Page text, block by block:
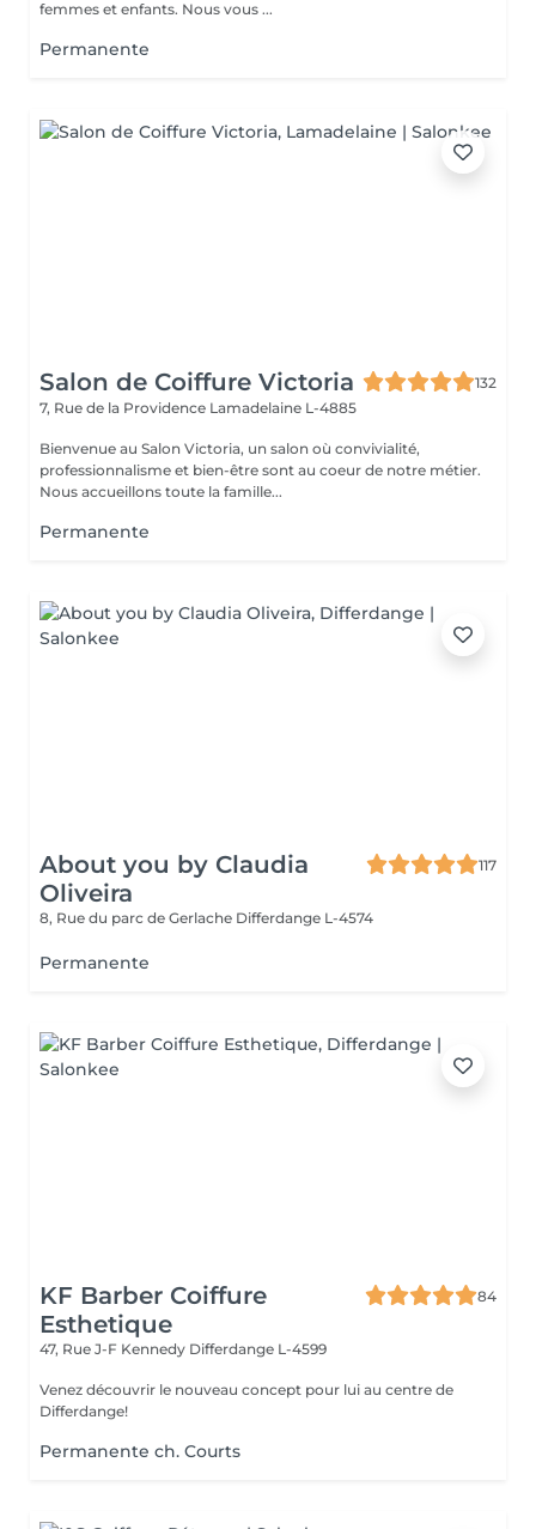
femmes et enfants. Nous vous ...
Permanente
Salon de Coiffure Victoria
132
7, Rue de la Providence Lamadelaine L-4885
Bienvenue au Salon Victoria, un salon où convivialité,
professionnalisme et bien-être sont au coeur de notre métier.
Nous accueillons toute la famille...
Permanente
About you by Claudia
Oliveira
117
8, Rue du parc de Gerlache Differdange L-4574
Permanente
KF Barber Coiffure
Esthetique
84
47, Rue J-F Kennedy Differdange L-4599
Venez découvrir le nouveau concept pour lui au centre de
Differdange!
Permanente ch. Courts